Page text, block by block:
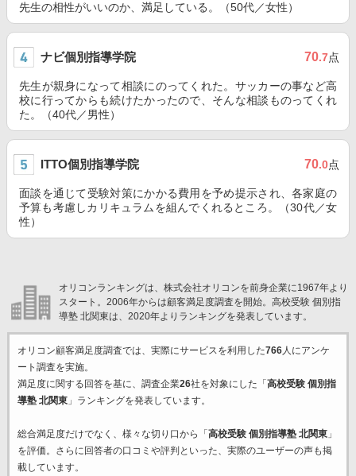
先生の相性がいいのか、満足している。（50代／女性）
ナビ個別指導学院 70.7点
先生が親身になって相談にのってくれた。サッカーの事など高
校に行ってからも続けたかったので、そんな相談ものってくれ
た。（40代／男性）
ITTO個別指導学院 70.0点
面談を通じて受験対策にかかる費用を予め提示され、各家庭の
予算も考慮しカリキュラムを組んでくれるところ。（30代／女
性）
オリコンランキングは、株式会社オリコンを前身企業に1967年より
スタート。2006年からは顧客満足度調査を開始。高校受験 個別指
導塾 北関東は、2020年よりランキングを発表しています。
オリコン顧客満足度調査では、実際にサービスを利用した766人にアンケ
ート調査を実施。
満足度に関する回答を基に、調査企業26社を対象にした「 高校受験 個別指
導塾 北関東」ランキングを発表しています。
総合満足度だけでなく、様々な切り口から「 高校受験 個別指導塾 北関東」
を評価。さらに回答者の口コミや評判といった、実際のユーザーの声も掲
載しています。